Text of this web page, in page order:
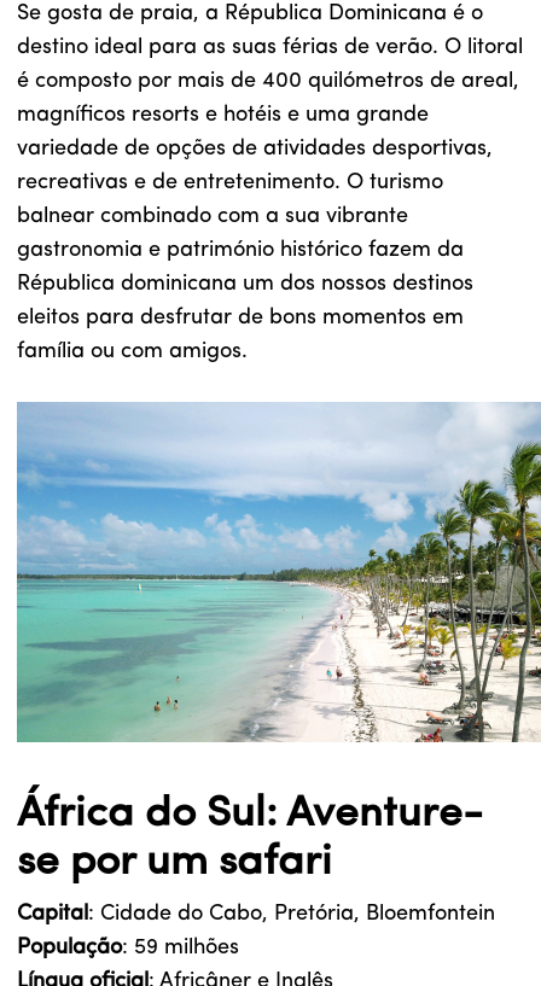
Se gosta de praia, a Républica Dominicana é o
destino ideal para as suas férias de verão. O litoral
é composto por mais de 400 quilómetros de areal,
magníficos resorts e hotéis e uma grande
variedade de opções de atividades desportivas,
recreativas e de entretenimento. O turismo
balnear combinado com a sua vibrante
gastronomia e património histórico fazem da
Républica dominicana um dos nossos destinos
eleitos para desfrutar de bons momentos em
família ou com amigos.
África do Sul: Aventure-
se por um safari
Capital : Cidade do Cabo, Pretória, Bloemfontein
População: 59 milhões
Língua oficial : Africâner e Inglês